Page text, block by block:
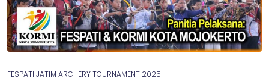
FESPATI JATIM ARCHERY TOURNAMENT 2025